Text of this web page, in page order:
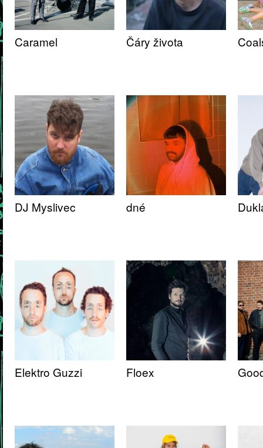
Caramel Čáry života
DJ Myslivec dné
Elektro Guzzi Floex